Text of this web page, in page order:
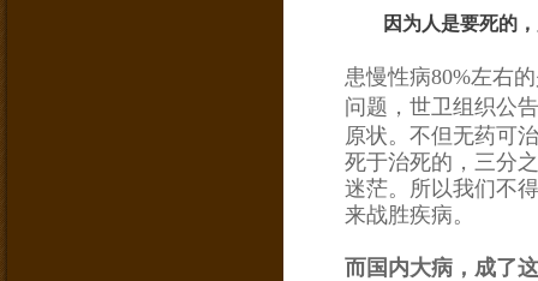
因为人是要死的
患慢性病80%左右
问题， 世卫组织公
原状。不但无药可
死于治死的，三分
迷茫。所以我们不
来战胜疾病。
而国内大病，成了